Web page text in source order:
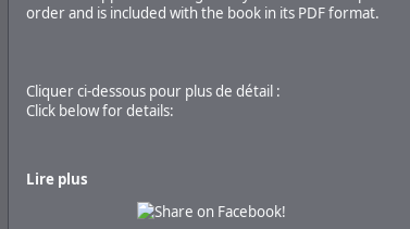
order and is included with the book in its PDF format.
Cliquer ci-dessous pour plus de détail :
Click below for details:
Lire plus